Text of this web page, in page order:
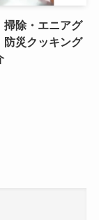
掃除・エニアグ
防災クッキング